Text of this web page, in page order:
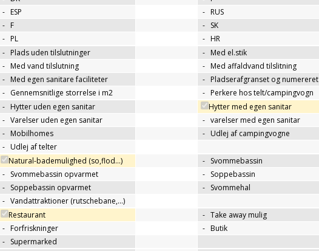
- ESP - RUS
- F - SK
- PL - HR
- Plads uden tilslutninger - Med el.stik
- Med vand tilslutning - Med affaldvand tilslitning
- Med egen sanitare faciliteter - Pladserafgranset og numereret
- Gennemsnitlige storrelse i m2 - Perkere hos telt/campingvogn
- Hytter uden egen sanitar Hytter med egen sanitar
- Varelser uden egen sanitar - varelser med egen sanitar
- Mobilhomes - Udlej af campingvogne
- Udlej af telter
Natural-bademulighed (so,flod...) - Svommebassin
- Svommebassin opvarmet - Soppebassin
- Soppebassin opvarmet - Svommehal
- Vandattraktioner (rutschebane,…)
Restaurant - Take away mulig
- Forfriskninger - Butik
- Supermarked